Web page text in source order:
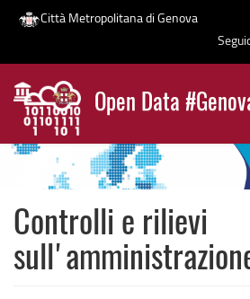
Salta
contenuto
principale
Città Metropolitana di Genova
Open Data
News
Controlli e rilievi